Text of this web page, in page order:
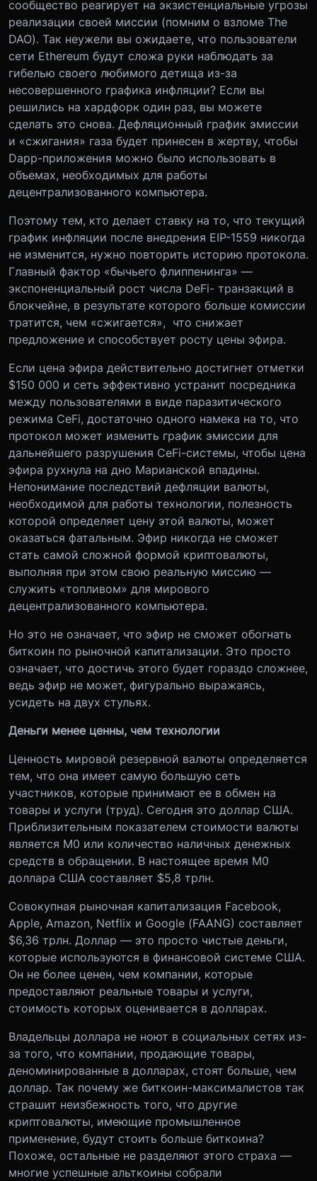
сообщество реагирует на экзистенциальные угрозы
реализации своей миссии (помним о взломе The
DAO). Так неужели вы ожидаете, что пользователи
сети Ethereum будут сложа руки наблюдать за
гибелью своего любимого детища из-за
несовершенного графика инфляции? Если вы
решились на хардфорк один раз, вы можете
сделать это снова. Дефляционный график эмиссии
и «сжигания» газа будет принесен в жертву, чтобы
Dapp-приложения можно было использовать в
объемах, необходимых для работы
децентрализованного компьютера.
Поэтому тем, кто делает ставку на то, что текущий
график инфляции после внедрения EIP-1559 никогда
не изменится, нужно повторить историю протокола.
Главный фактор «бычьего флиппенинга» —
экспоненциальный рост числа DeFi- транзакций в
блокчейне, в результате которого больше комиссии
тратится, чем «сжигается», что снижает
предложение и способствует росту цены эфира.
Если цена эфира действительно достигнет отметки
$150 000 и сеть эффективно устранит посредника
между пользователями в виде паразитического
режима CeFi, достаточно одного намека на то, что
протокол может изменить график эмиссии для
дальнейшего разрушения CeFi-системы, чтобы цена
эфира рухнула на дно Марианской впадины.
Непонимание последствий дефляции валюты,
необходимой для работы технологии, полезность
которой определяет цену этой валюты, может
оказаться фатальным. Эфир никогда не сможет
стать самой сложной формой криптовалюты,
выполняя при этом свою реальную миссию —
служить «топливом» для мирового
децентрализованного компьютера.
Но это не означает, что эфир не сможет обогнать
биткоин по рыночной капитализации. Это просто
означает, что достичь этого будет гораздо сложнее,
ведь эфир не может, фигурально выражаясь,
усидеть на двух стульях.
Деньги менее ценны, чем технологии
Ценность мировой резервной валюты определяется
тем, что она имеет самую большую сеть
участников, которые принимают ее в обмен на
товары и услуги (труд). Сегодня это доллар США.
Приблизительным показателем стоимости валюты
является М0 или количество наличных денежных
средств в обращении. В настоящее время М0
доллара США составляет $5,8 трлн.
Совокупная рыночная капитализация Facebook,
Apple, Amazon, Netflix и Google (FAANG) составляет
$6,36 трлн. Доллар — это просто чистые деньги,
которые используются в финансовой системе США.
Он не более ценен, чем компании, которые
предоставляют реальные товары и услуги,
стоимость которых оценивается в долларах.
Владельцы доллара не ноют в социальных сетях из-
за того, что компании, продающие товары,
деноминированные в долларах, стоят больше, чем
доллар. Так почему же биткоин-максималистов так
страшит неизбежность того, что другие
криптовалюты, имеющие промышленное
применение, будут стоить больше биткоина?
Похоже, остальные не разделяют этого страха —
многие успешные альткоины собрали